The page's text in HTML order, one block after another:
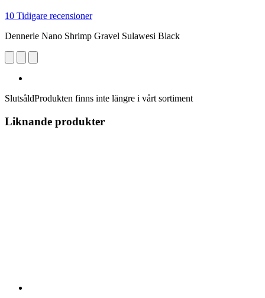
10 Tidigare recensioner
Dennerle Nano Shrimp Gravel Sulawesi Black
SlutsåldProdukten finns inte längre i vårt sortiment
Liknande produkter